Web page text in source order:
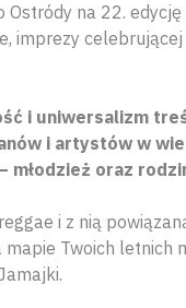
na 22.
imprezy
i uniwersalizm
i artystów w
młodzież oraz
i z nią
Twoich letnich